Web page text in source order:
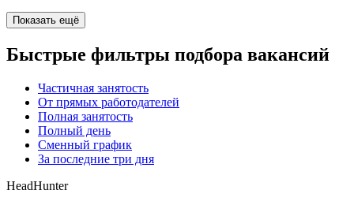
Показать ещё
Быстрые фильтры подбора вакансий
Частичная занятость
От прямых работодателей
Полная занятость
Полный день
Сменный график
За последние три дня
HeadHunter